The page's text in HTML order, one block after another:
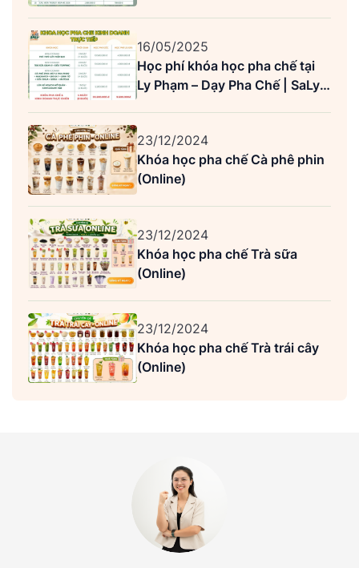
16/05/2025
Học phí khóa học pha chế tại
Ly Phạm – Dạy Pha Chế | SaLy
23/12/2024
Khóa học pha chế Cà phê phin
(Online)
23/12/2024
Khóa học pha chế Trà sữa
(Online)
23/12/2024
Khóa học pha chế Trà trái cây
(Online)